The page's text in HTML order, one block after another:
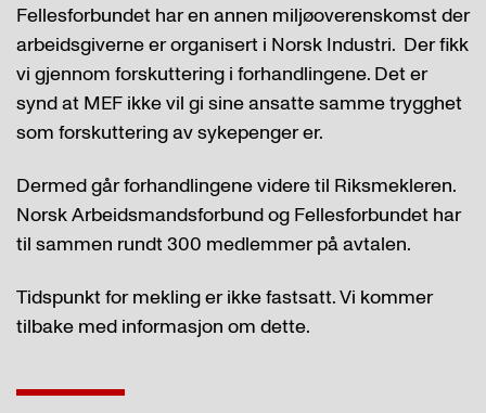
Fellesforbundet har en annen miljøoverenskomst der
arbeidsgiverne er organisert i Norsk Industri. Der fikk
vi gjennom forskuttering i forhandlingene. Det er
synd at MEF ikke vil gi sine ansatte samme trygghet
som forskuttering av sykepenger er.
Dermed går forhandlingene videre til Riksmekleren.
Norsk Arbeidsmandsforbund og Fellesforbundet har
til sammen rundt 300 medlemmer på avtalen.
Tidspunkt for mekling er ikke fastsatt. Vi kommer
tilbake med informasjon om dette.